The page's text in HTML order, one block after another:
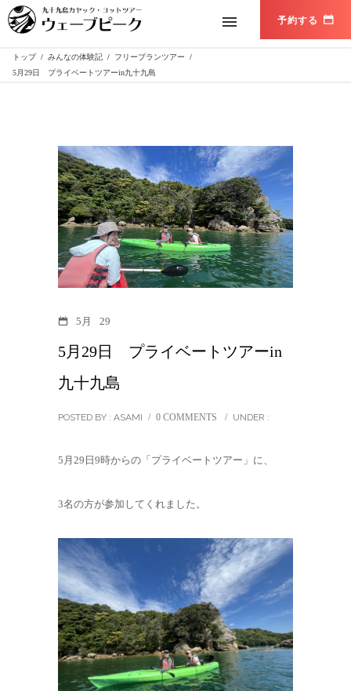
トップ / みんなの体験記 / フリープランツアー
/
5月29日 プライベートツアーin九十九島
5月 29
5月29日 プライベートツアーin
九十九島
POSTED BY : ASAMI / 0 COMMENTS / UNDER :
5月29日9時からの「プライベートツアー」に、
3名の方が参加してくれました。